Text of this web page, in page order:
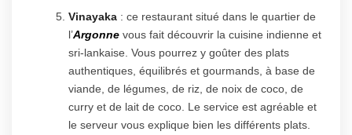
Vinayaka : ce restaurant situé dans le quartier de
l’Argonne vous fait découvrir la cuisine indienne et
sri-lankaise. Vous pourrez y goûter des plats
authentiques, équilibrés et gourmands, à base de
viande, de légumes, de riz, de noix de coco, de
curry et de lait de coco. Le service est agréable et
le serveur vous explique bien les différents plats.